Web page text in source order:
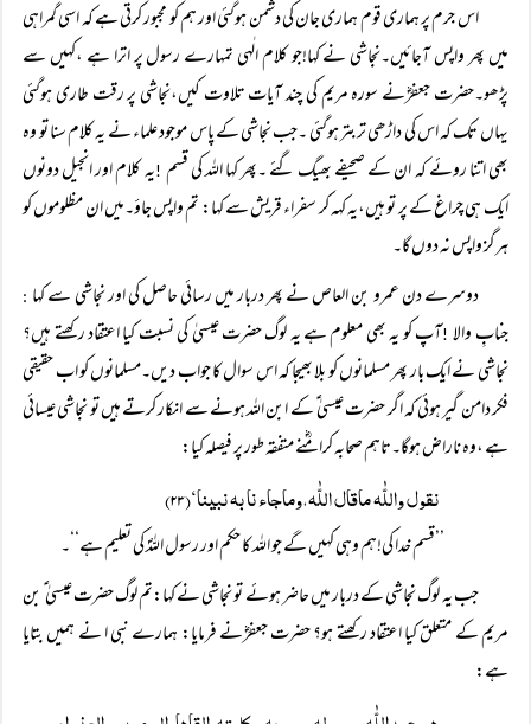
اس جرم پر ہماری قوم ہماری جان کی دشمن ہوگئی اور ہم کو مجبور کرتی ہے کہ اسی گمراہی
میں پھر واپس آجائیں۔نجاشی نے کہا!جو کلام الٰہی تمہارے رسول پر اترا ہے ،کہیں سے
پڑھو۔حضرت جعفرؓنے سورہ مریم کی چند آیات تلاوت کیں،نجاشی پر رقت طاری ہوگئی
یہاں تک کہ اس کی داڑھی تربتر ہوگئی ۔جب نجاشی کے پاس موجود علماء نے یہ کلام سنا تو وہ
بھی اتنا روئے کہ ان کے صحیفے بھیگ گئے ۔پھر کہا اللہ کی قسم !یہ کلام اور انجیل دونوں
ایک ہی چراغ کے پر تو ہیں،یہ کہہ کر سفراء قریش سے کہا: تم واپس جاؤ۔میں ان مظلوموں کو
ہرگز واپس نہ دوں گا۔
دوسرے دن عمرو بن العاص نے پھر دربار میں رسائی حاصل کی اور نجاشی سے کہا :
جنابِ والا!آپ کو یہ بھی معلوم ہے یہ لوگ حضرت عیسیٰ کی نسبت کیا اعتقاد رکھتے ہیں؟
نجاشی نے ایک بار پھر مسلمانوں کو بلا بھیجا کہ اس سوال کا جواب دیں۔مسلمانوں کو اب حقیقی
فکر دامن گیر ہوئی کہ اگر حضرت عیسیٰ ؑ کے ابن اللہ ہونے سے انکار کرتے ہیں تو نجاشی عیسائی
ہے ،وہ ناراض ہوگا۔تاہم صحابہ کرامؓنے متفقہ طور پر فیصلہ کیا:
نقول واللّٰہ ماقال اللّٰہ،وماجاء نا بہ نبینا‘(۲۳)
’’قسم خدا کی!ہم وہی کہیں گے جو اللہ کا حکم اور رسول اللہؐ کی تعلیم ہے‘‘۔
جب یہ لوگ نجاشی کے دربار میں حاضر ہوئے تو نجاشی نے کہا:تم لوگ حضرت عیسیٰ ؑ بن
مریم کے متعلق کیا اعتقاد رکھتے ہو؟ حضرت جعفرؓنے فرمایا: ہمارے نبی ا نے ہمیں بتایا
ہے: